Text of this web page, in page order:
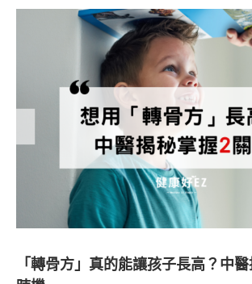
「轉骨方」真的能讓孩子長高？中